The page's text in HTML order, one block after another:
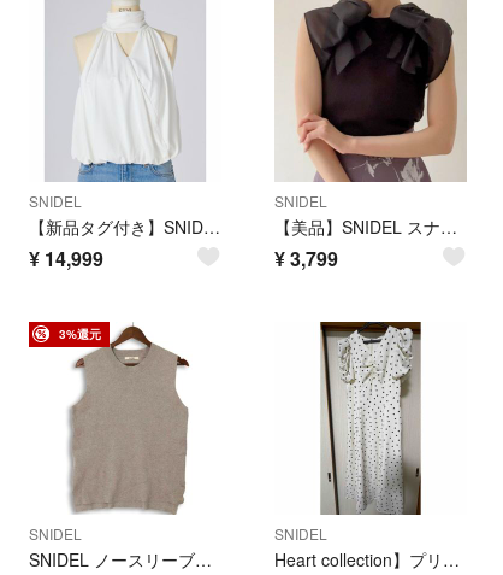
SNIDEL
【新品タグ付き】SNIDEL スナイデル アメスリカップインドレープカットソー
¥ 14,999
SNIDEL
【美品】SNIDEL スナイデル リボンスリーブカットソー BLK ブラック 黒
¥3,799
3%還元
SNIDEL
SNIDEL ノースリーブニット F グレー
SNIDEL
Heart collection】プリントワンピース(OWHT-0)